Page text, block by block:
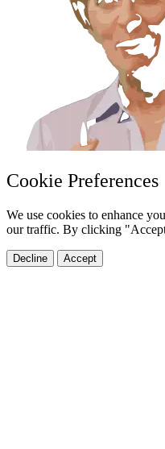
Cookie Preferences
We use cookies to enhance
our traffic. By clicking
Decline Accept